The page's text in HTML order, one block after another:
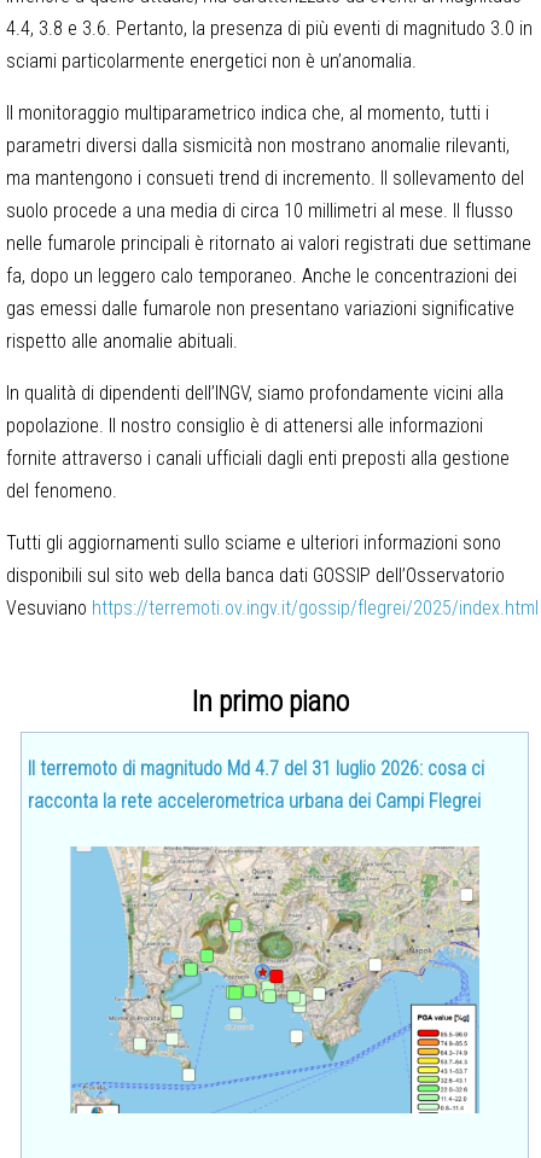
4.4, 3.8 e 3.6. Pertanto, la presenza di più eventi di magnitudo 3.0 in
sciami particolarmente energetici non è un’anomalia.
Il monitoraggio multiparametrico indica che, al momento, tutti i
parametri diversi dalla sismicità non mostrano anomalie rilevanti,
ma mantengono i consueti trend di incremento. Il sollevamento del
suolo procede a una media di circa 10 millimetri al mese. Il flusso
nelle fumarole principali è ritornato ai valori registrati due settimane
fa, dopo un leggero calo temporaneo. Anche le concentrazioni dei
gas emessi dalle fumarole non presentano variazioni significative
rispetto alle anomalie abituali.
In qualità di dipendenti dell’INGV, siamo profondamente vicini alla
popolazione. Il nostro consiglio è di attenersi alle informazioni
fornite attraverso i canali ufficiali dagli enti preposti alla gestione
del fenomeno.
Tutti gli aggiornamenti sullo sciame e ulteriori informazioni sono
disponibili sul sito web della banca dati GOSSIP dell’Osservatorio
Vesuviano https://terremoti.ov.ingv.it/gossip/flegrei/2025/index.html
In primo piano
Il terremoto di magnitudo Md 4.7 del 31 luglio 2026: cosa ci
racconta la rete accelerometrica urbana dei Campi Flegrei